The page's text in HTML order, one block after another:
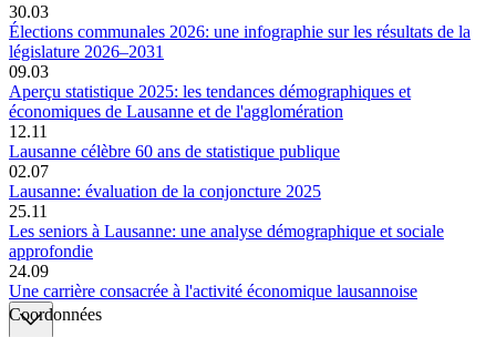
30.03
Élections communales 2026: une infographie sur les résultats de la
législature 2026–2031
09.03
Aperçu statistique 2025: les tendances démographiques et
économiques de Lausanne et de l'agglomération
12.11
Lausanne célèbre 60 ans de statistique publique
02.07
Lausanne: évaluation de la conjoncture 2025
25.11
Les seniors à Lausanne: une analyse démographique et sociale
approfondie
24.09
Une carrière consacrée à l'activité économique lausannoise
Coordonnées